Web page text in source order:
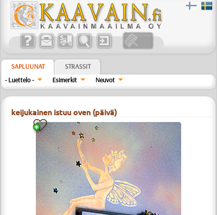
SAPLUUNAT
STRASSIT
- Luettelo -
Esimerkit Neuvot
keijukainen istuu oven (päivä)